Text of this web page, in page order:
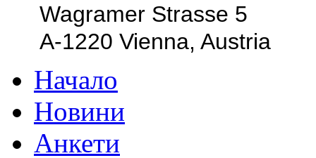
Wagramer Strasse 5
A-1220 Vienna, Austria
Начало
Новини
Анкети